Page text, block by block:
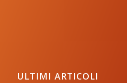
ULTIMI ARTICOLI